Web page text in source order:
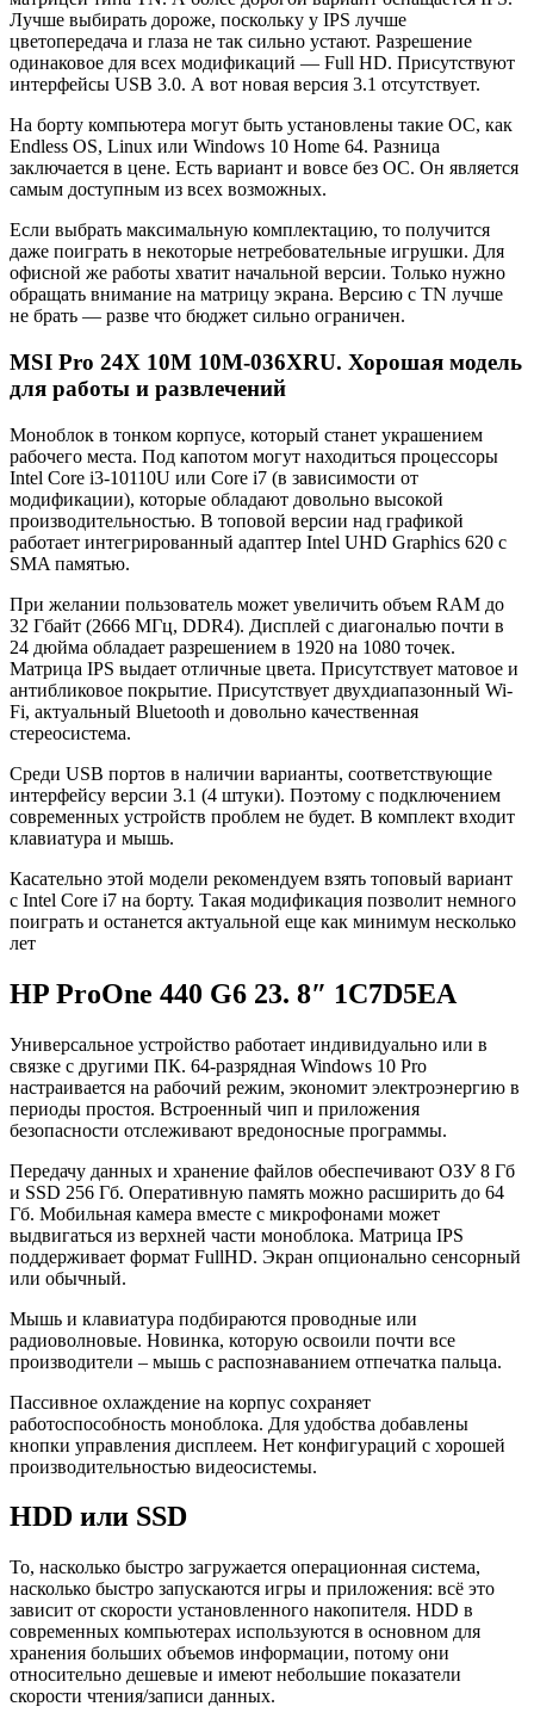
Лучше выбирать дороже, поскольку у IPS лучше
цветопередача и глаза не так сильно устают. Разрешение
одинаковое для всех модификаций — Full HD. Присутствуют
интерфейсы USB 3.0. А вот новая версия 3.1 отсутствует.
На борту компьютера могут быть установлены такие ОС, как
Endless OS, Linux или Windows 10 Home 64. Разница
заключается в цене. Есть вариант и вовсе без ОС. Он является
самым доступным из всех возможных.
Если выбрать максимальную комплектацию, то получится
даже поиграть в некоторые нетребовательные игрушки. Для
офисной же работы хватит начальной версии. Только нужно
обращать внимание на матрицу экрана. Версию с TN лучше
не брать — разве что бюджет сильно ограничен.
MSI Pro 24X 10M 10M-036XRU. Хорошая модель
для работы и развлечений
Моноблок в тонком корпусе, который станет украшением
рабочего места. Под капотом могут находиться процессоры
Intel Core i3-10110U или Core i7 (в зависимости от
модификации), которые обладают довольно высокой
производительностью. В топовой версии над графикой
работает интегрированный адаптер Intel UHD Graphics 620 с
SMA памятью.
При желании пользователь может увеличить объем RAM до
32 Гбайт (2666 МГц, DDR4). Дисплей с диагональю почти в
24 дюйма обладает разрешением в 1920 на 1080 точек.
Матрица IPS выдает отличные цвета. Присутствует матовое и
антибликовое покрытие. Присутствует двухдиапазонный Wi-
Fi, актуальный Bluetooth и довольно качественная
стереосистема.
Среди USB портов в наличии варианты, соответствующие
интерфейсу версии 3.1 (4 штуки). Поэтому с подключением
современных устройств проблем не будет. В комплект входит
клавиатура и мышь.
Касательно этой модели рекомендуем взять топовый вариант
с Intel Core i7 на борту. Такая модификация позволит немного
поиграть и останется актуальной еще как минимум несколько
лет
HP ProOne 440 G6 23. 8″ 1C7D5EA
Универсальное устройство работает индивидуально или в
связке с другими ПК. 64-разрядная Windows 10 Pro
настраивается на рабочий режим, экономит электроэнергию в
периоды простоя. Встроенный чип и приложения
безопасности отслеживают вредоносные программы.
Передачу данных и хранение файлов обеспечивают ОЗУ 8 Гб
и SSD 256 Гб. Оперативную память можно расширить до 64
Гб. Мобильная камера вместе с микрофонами может
выдвигаться из верхней части моноблока. Матрица IPS
поддерживает формат FullHD. Экран опционально сенсорный
или обычный.
Мышь и клавиатура подбираются проводные или
радиоволновые. Новинка, которую освоили почти все
производители – мышь с распознаванием отпечатка пальца.
Пассивное охлаждение на корпус сохраняет
работоспособность моноблока. Для удобства добавлены
кнопки управления дисплеем. Нет конфигураций с хорошей
производительностью видеосистемы.
HDD или SSD
То, насколько быстро загружается операционная система,
насколько быстро запускаются игры и приложения: всё это
зависит от скорости установленного накопителя. HDD в
современных компьютерах используются в основном для
хранения больших объемов информации, потому они
относительно дешевые и имеют небольшие показатели
скорости чтения/записи данных.